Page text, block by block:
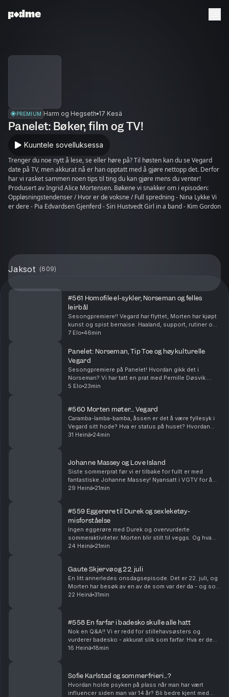
PREMIUM Harm og Hegseth 17 Kesä
Panelet: Bøker, film og TV!
Kuuntele sovelluksessa
Trenger du noe nytt å lese, se eller høre på? Til høsten kan du se Vegard
date på TV, men akkurat nå er han opptatt med å gjøre nettopp det. Derfor
har vi rasket sammen noen tips til ting du kan gjøre mens du venter!
Produsert av Ingrid Alice Mortensen. Bøkene vi snakker om i episoden:
Oppløsningstendenser / Hvor er de voksne / Full spredning - Nina Lykke Vi
er dere - Pia Edvardsen Gjenferd - Siri Hustvedt Girl in a band - Kim Gordon
Jaksot (609)
#561 Homofile el-sykler, Norseman og felles
leirbål
Sesongpremiere!! Vegard har flyttet, Morten har kjøpt
kunst og spist bernaise. Haaland, support, rutiner og
festival - et fullt sommerkjør er over. Få på noe suziki!!
7 Elo 46min
Panelet: Norseman, Tip Toe og høykulturelle
Vegard
Sesongpremiere på Panelet! Hvordan gikk det i
Norseman? Vi har tatt en prat med Pernille Døsvik.
Morten har fått oppheng på ny serie og Vegard har
5 Elo 23min
#560 Morten møter... Vegard
Caramba-lamba-bamba, åssen er det å være fyllesyk i
Vegard sitt hode? Hva er status på huset? Hvordan
skal Vegard lage egne juletradisjoner? Produsert av
31 Heinä 24min
Johanne Massey og Love Island
Siste sommerprat før vi er tilbake for fullt er med
fantastiske Johanne Massey! Nyansatt i VGTV for å
løfte Love Island til nye høyder. Hvordan hadde
29 Heinä 21min
#559 Eggerøre til Durek og sexleketøy-
misforståelse
Ingen eggerøre med Durek og overvurderte
sommeraktiviteter. Morten blir stilt til veggs. Og hva
hvis Vegard egentlig bare har vært en hemmelig agent
24 Heinä 21min
Gaute Skjervø og 22. juli
En litt annerledes onsdagsepisode. Det er 22. juli, og
Morten har besøk av en av de som var der da - og som
fremdeles lever med trusler og bekymring. Hvordan
22 Heinä 31min
#558 En farfar i badesko skulle alle hatt
Nok en Q&A!! Vi er redd for stillehavsøsters og
vurderer badesko - akkurat slik som farfar. Hva er den
pinligste meldingen vi har sendt feil? Og hvilke
16 Heinä 18min
Sofie Karlstad og sommerfrieri...?
Hvordan holde psyken på plass når man har vært
influencer siden man var 14 år? Bli bedre kjent med